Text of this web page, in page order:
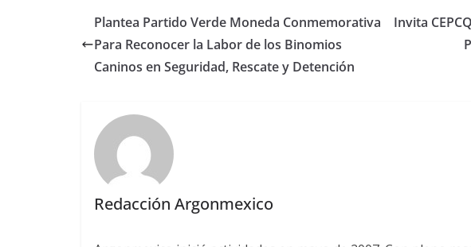
Plantea Partido Verde Moneda Conmemorativa
Para Reconocer la Labor de los Binomios
Caninos en Seguridad, Rescate y Detención
Invita
Redacción Argonmexico